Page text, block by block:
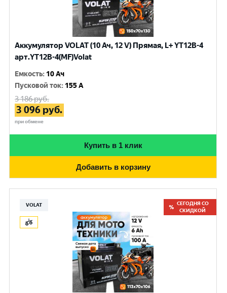
Аккумулятор VOLAT (10 Ач, 12 V) Прямая, L+ YT12B-4
арт.YT12B-4(MF)Volat
Емкость: 10 Ач
Пусковой ток: 155 A
3 186руб.
3 096 руб.
при обмене
Купить в 1 клик
Добавить в корзину
VOLAT
СЕГОДНЯ СО
СКИДКОЙ